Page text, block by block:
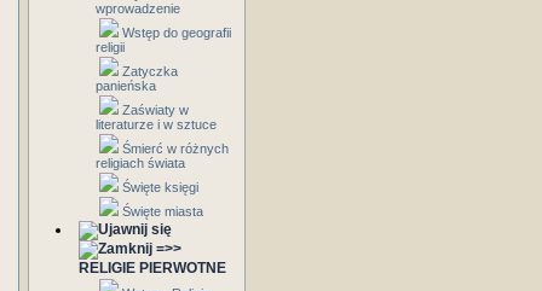
wprowadzenie
Wstęp do geografii
religii
Zatyczka
panieńska
Zaświaty w
literaturze i w sztuce
Śmierć w różnych
religiach świata
Święte księgi
Święte miasta
=>>
RELIGIE PIERWOTNE